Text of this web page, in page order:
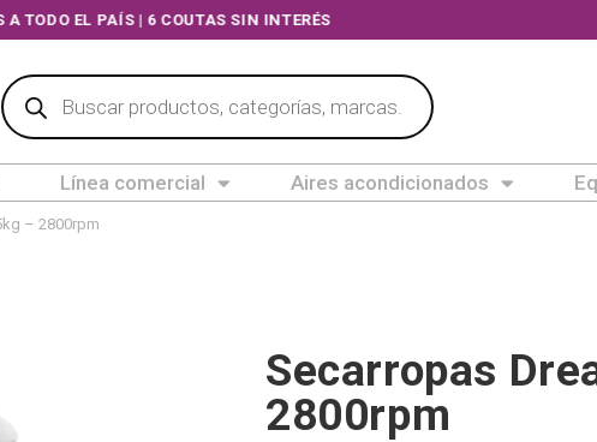
A TODO EL PAÍS | 6 COUTAS SIN INTERÉS
Línea comercial Aires acondicionados
– 2800rpm
Secarropas
2800rpm